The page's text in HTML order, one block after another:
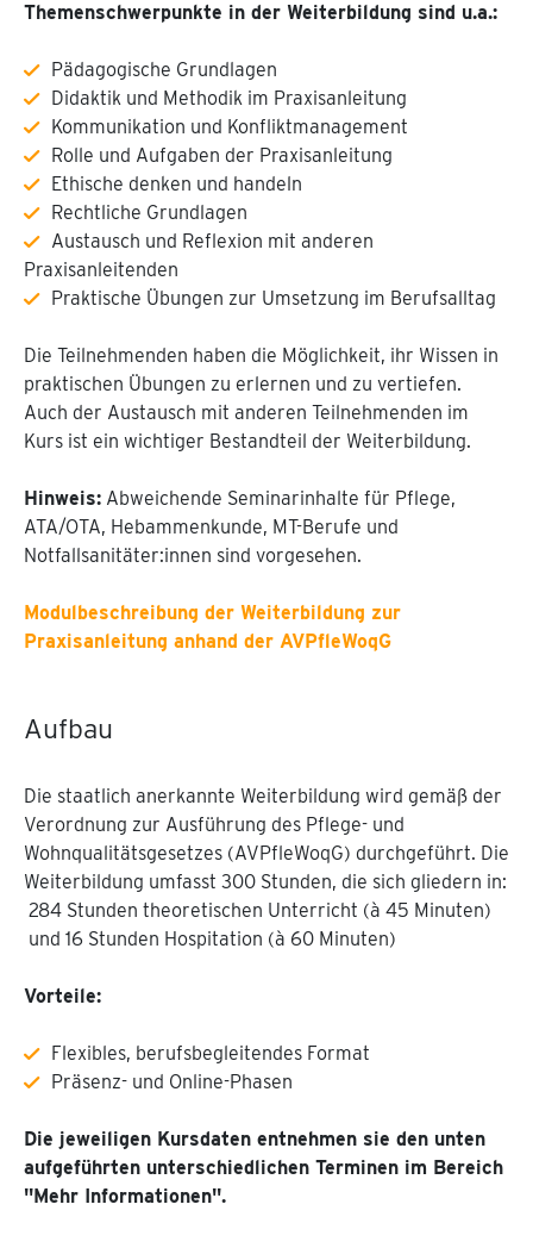
Themenschwerpunkte in der Weiterbildung sind u.a.:
Pädagogische Grundlagen
Didaktik und Methodik im Praxisanleitung
Kommunikation und Konfliktmanagement
Rolle und Aufgaben der Praxisanleitung
Ethische denken und handeln
Rechtliche Grundlagen
Austausch und Reflexion mit anderen
Praxisanleitenden
Praktische Übungen zur Umsetzung im Berufsalltag
Die Teilnehmenden haben die Möglichkeit, ihr Wissen in
praktischen Übungen zu erlernen und zu vertiefen.
Auch der Austausch mit anderen Teilnehmenden im
Kurs ist ein wichtiger Bestandteil der Weiterbildung.
Hinweis: Abweichende Seminarinhalte für Pflege,
ATA/OTA, Hebammenkunde, MT-Berufe und
Notfallsanitäter:innen sind vorgesehen.
Modulbeschreibung der Weiterbildung zur
Praxisanleitung anhand der AVPfleWoqG
Aufbau
Die staatlich anerkannte Weiterbildung wird gemäß der
Verordnung zur Ausführung des Pflege- und
Wohnqualitätsgesetzes (AVPfleWoqG) durchgeführt. Die
Weiterbildung umfasst 300 Stunden, die sich gliedern in:
284 Stunden theoretischen Unterricht (à 45 Minuten)
und 16 Stunden Hospitation (à 60 Minuten)
Vorteile:
Flexibles, berufsbegleitendes Format
Präsenz- und Online-Phasen
Die jeweiligen Kursdaten entnehmen sie den unten
aufgeführten unterschiedlichen Terminen im Bereich
"Mehr Informationen".